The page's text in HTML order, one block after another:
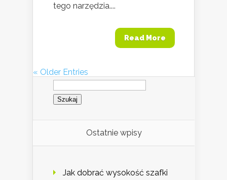
tego narzędzia....
Read More
« Older Entries
Szukaj:
Ostatnie wpisy
Jak dobrać wysokość szafki